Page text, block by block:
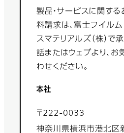
製品・サービスに関する
料請求は、富士フイルム
スマテリアルズ（株）で
話またはウェブより、
わせください。
本社
〒222-0033
神奈川県横浜市港北区